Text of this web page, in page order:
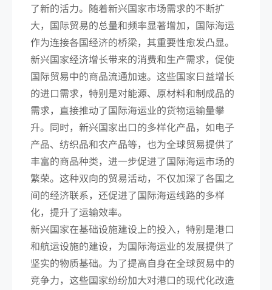
了新的活力。随着新兴国家市场需求的不断扩
大，国际贸易的总量和频率显著增加，国际海运
作为连接各国经济的桥梁，其重要性愈发凸显。
新兴国家经济增长带来的消费和生产需求，促使
国际贸易中的商品流通加速。这些国家日益增长
的进口需求，特别是对能源、原材料和制成品的
需求，直接推动了国际海运业的货物运输量攀
升。同时，新兴国家出口的多样化产品，如电子
产品、纺织品和农产品等，也为全球贸易提供了
丰富的商品种类，进一步促进了国际海运市场的
繁荣。这种双向的贸易活动，不仅加深了各国之
间的经济联系，还促进了国际海运线路的多样
化，提升了运输效率。
新兴国家在基础设施建设上的投入，特别是港口
和航运设施的建设，为国际海运业的发展提供了
坚实的物质基础。为了提高自身在全球贸易中的
竞争力，这些国家纷纷加大对港口的现代化改造